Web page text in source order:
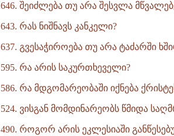
646. შეიძლება თუ არა შესვლა
643. რას ნიშნავს კანკელი?
637. გვესაჭიროება თუ არა ტაძარში
595. რა არის საკურთხეველი?
586. რა მდგომარეობაში იქნება
524. ვისგან მომდინარეობს წმიდა
490. როგორ არის ეკლესიაში